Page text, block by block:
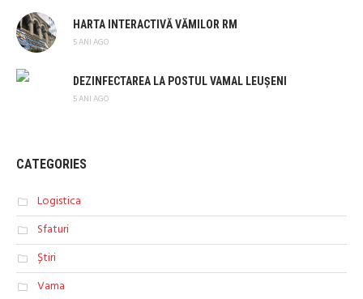
HARTA INTERACTIVĂ VĂMILOR RM
5 ANI AGO
DEZINFECTAREA LA POSTUL VAMAL LEUȘENI
5 ANI AGO
CATEGORIES
Logistica
Sfaturi
Știri
Vama